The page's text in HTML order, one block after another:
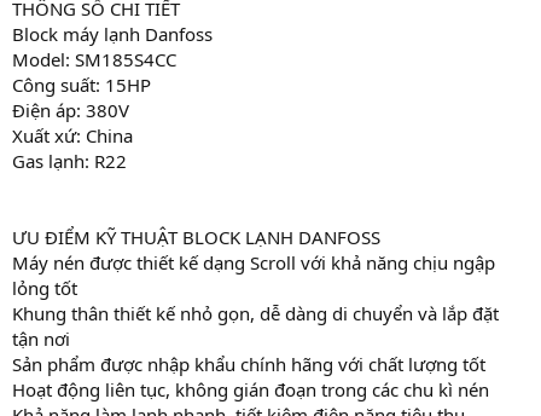
THÔNG SỐ CHI TIẾT
Block máy lạnh Danfoss
Model: SM185S4CC
Công suất: 15HP
Điện áp: 380V
Xuất xứ: China
Gas lạnh: R22
ƯU ĐIỂM KỸ THUẬT BLOCK LẠNH DANFOSS
Máy nén được thiết kế dạng Scroll với khả năng chịu ngập
lỏng tốt
Khung thân thiết kế nhỏ gọn, dễ dàng di chuyển và lắp đặt
tận nơi
Sản phẩm được nhập khẩu chính hãng với chất lượng tốt
Hoạt động liên tục, không gián đoạn trong các chu kì nén